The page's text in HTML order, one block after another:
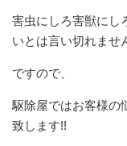
害虫にしろ害獣にし
いとは言い切れませ
ですので、
駆除屋ではお客様の
致します!!